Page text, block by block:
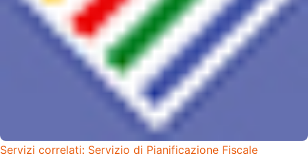
Servizi correlati: Servizio di Pianificazione Fiscale